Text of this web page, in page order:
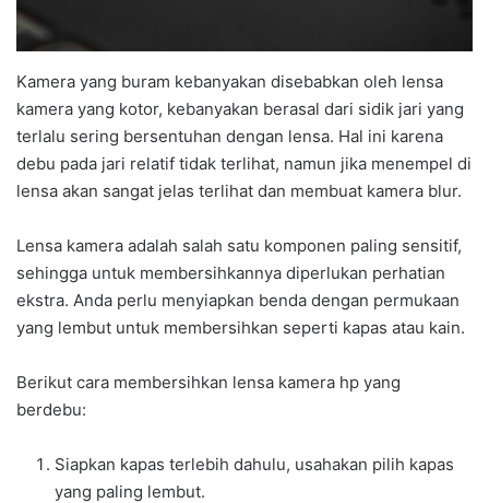
Kamera yang buram kebanyakan disebabkan oleh lensa
kamera yang kotor, kebanyakan berasal dari sidik jari yang
terlalu sering bersentuhan dengan lensa. Hal ini karena
debu pada jari relatif tidak terlihat, namun jika menempel di
lensa akan sangat jelas terlihat dan membuat kamera blur.
Lensa kamera adalah salah satu komponen paling sensitif,
sehingga untuk membersihkannya diperlukan perhatian
ekstra. Anda perlu menyiapkan benda dengan permukaan
yang lembut untuk membersihkan seperti kapas atau kain.
Berikut cara membersihkan lensa kamera hp yang
berdebu:
Siapkan kapas terlebih dahulu, usahakan pilih kapas
yang paling lembut.